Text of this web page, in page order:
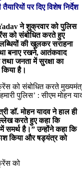
पर दिए विशेष निर्देश
ने शुक्रवार को पुलिस
को संबोधित करते हुए
की खुलकर सराहना
बनाए रखने, आतंकवाद
जनता में सुरक्षा का
है।
पुलिस’ : सीएम मोहन
डॉ. मोहन यादव ने हाल ही
करते हुए कहा कि
समर्थ है।” उन्होंने कहा कि
किया और षड्यंत्र को